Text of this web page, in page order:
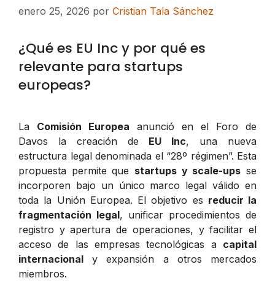
enero 25, 2026 por Cristian Tala Sánchez
¿Qué es EU Inc y por qué es
relevante para startups
europeas?
La Comisión Europea anunció en el Foro de
Davos la creación de EU Inc, una nueva
estructura legal denominada el “28º régimen”. Esta
propuesta permite que startups y scale-ups se
incorporen bajo un único marco legal válido en
toda la Unión Europea. El objetivo es reducir la
fragmentación legal, unificar procedimientos de
registro y apertura de operaciones, y facilitar el
acceso de las empresas tecnológicas a capital
internacional y expansión a otros mercados
miembros.